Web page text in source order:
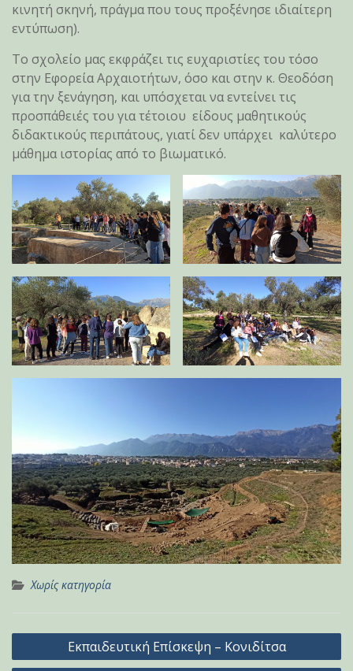
κινητή σκηνή, πράγμα που τους προξένησε ιδιαίτερη
εντύπωση).
Το σχολείο μας εκφράζει τις ευχαριστίες του τόσο
στην Εφορεία Αρχαιοτήτων, όσο και στην κ. Θεοδόση
για την ξενάγηση, και υπόσχεται να εντείνει τις
προσπάθειές του για τέτοιου είδους μαθητικούς
διδακτικούς περιπάτους, γιατί δεν υπάρχει καλύτερο
μάθημα ιστορίας από το βιωματικό.
Χωρίς κατηγορία
Πλοήγηση
άρθρων
Εκπαιδευτική Επίσκεψη – Κονιδίτσα